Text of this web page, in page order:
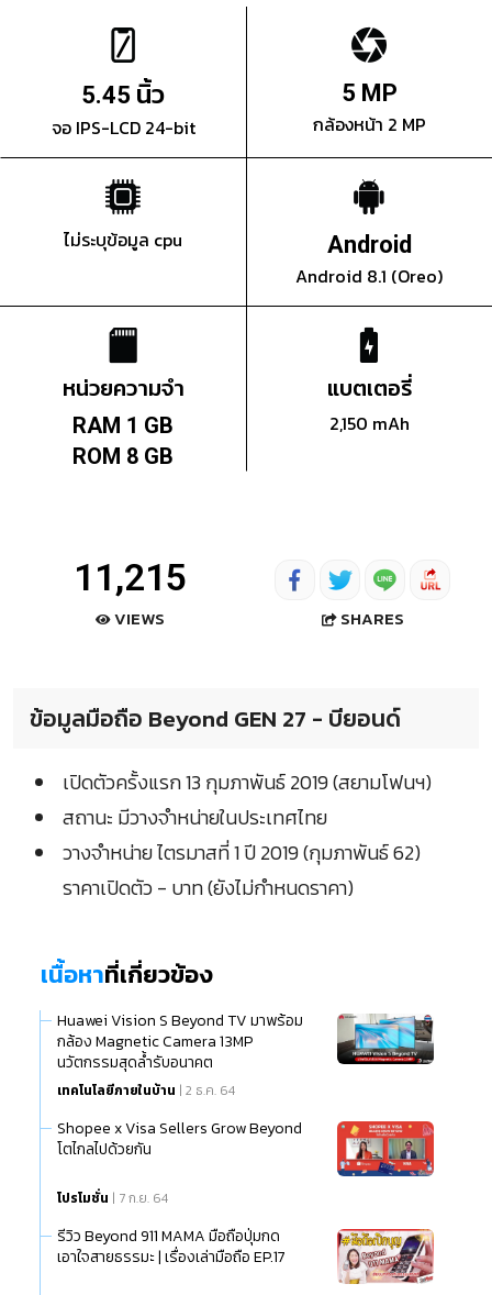
5.45 นิ้ว
จอ IPS-LCD 24-bit
5 MP
กล้องหน้า 2 MP
ไม่ระบุข้อมูล cpu Android
Android 8.1 (Oreo)
หน่วยความจำ
RAM 1 GB
ROM 8 GB
แบตเตอรี่
2,150 mAh
11,215
VIEWS SHARES
ข้อมูลมือถือ Beyond GEN 27 - บียอนด์
เปิดตัวครั้งแรก 13 กุมภาพันธ์ 2019 (สยามโฟนฯ)
สถานะ มีวางจำหน่ายในประเทศไทย
วางจำหน่าย ไตรมาสที่ 1 ปี 2019 (กุมภาพันธ์ 62)
ราคาเปิดตัว - บาท (ยังไม่กำหนดราคา)
เนื้อหาที่เกี่ยวข้อง
Huawei Vision S Beyond TV มาพร้อม
กล้อง Magnetic Camera 13MP
นวัตกรรมสุดล้ำรับอนาคต
เทคโนโลยีภายในบ้าน | 2 ธ.ค. 64
Shopee x Visa Sellers Grow Beyond​ ​
โตไกลไปด้วยกัน
โปรโมชั่น | 7 ก.ย. 64
รีวิว Beyond 911 MAMA มือถือปุ่มกด
เอาใจสายธรรมะ | เรื่องเล่ามือถือ EP.17